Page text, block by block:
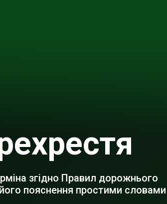
згідно Правил дорожнього
його пояснення простими словами